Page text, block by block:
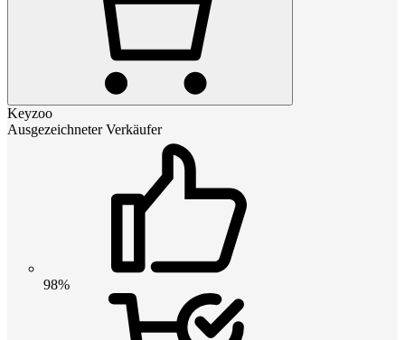
Keyzoo
Ausgezeichneter Verkäufer
98%